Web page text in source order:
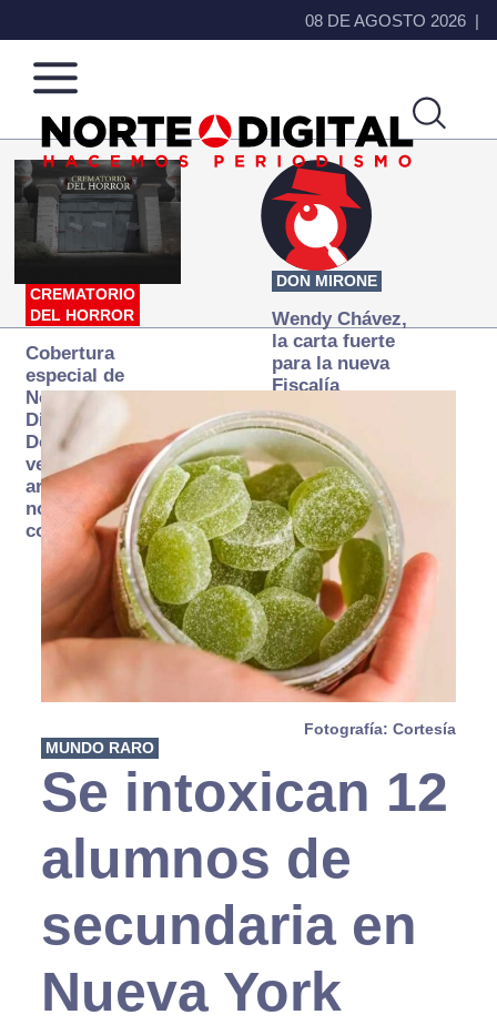
08 DE AGOSTO 2026
Norte
de
Ciudad
Más
que
noticias,
hacemos periodismo
CREMATORIO
DEL HORROR
Cobertura
especial de
Norte
Digital:
Donde la
verdad
arde… pero
no se
consume
DON MIRONE
Wendy Chávez,
la carta fuerte
para la nueva
Fiscalía
autónoma
Fotografía: Cortesía
MUNDO RARO
Se intoxican 12
alumnos de
secundaria en
Nueva York